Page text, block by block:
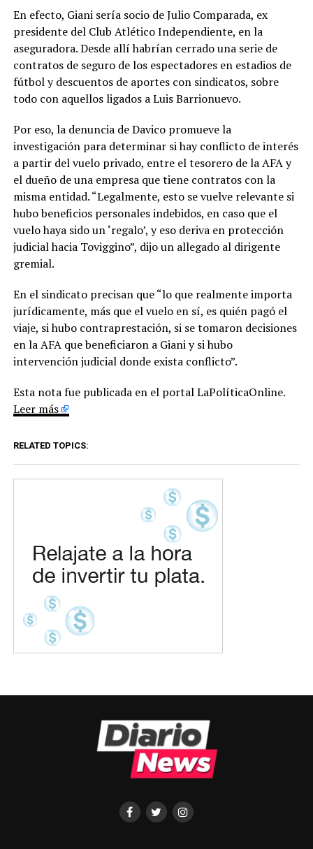
En efecto, Giani sería socio de Julio Comparada, ex
presidente del Club Atlético Independiente, en la
aseguradora. Desde allí habrían cerrado una serie de
contratos de seguro de los espectadores en estadios de
fútbol y descuentos de aportes con sindicatos, sobre
todo con aquellos ligados a Luis Barrionuevo.
Por eso, la denuncia de Davico promueve la
investigación para determinar si hay conflicto de interés
a partir del vuelo privado, entre el tesorero de la AFA y
el dueño de una empresa que tiene contratos con la
misma entidad. “Legalmente, esto se vuelve relevante si
hubo beneficios personales indebidos, en caso que el
vuelo haya sido un ‘regalo’, y eso deriva en protección
judicial hacia Toviggino”, dijo un allegado al dirigente
gremial.
En el sindicato precisan que “lo que realmente importa
jurídicamente, más que el vuelo en sí, es quién pagó el
viaje, si hubo contraprestación, si se tomaron decisiones
en la AFA que beneficiaron a Giani y si hubo
intervención judicial donde exista conflicto”.
Esta nota fue publicada en el portal LaPolíticaOnline.
Leer más
RELATED TOPICS: